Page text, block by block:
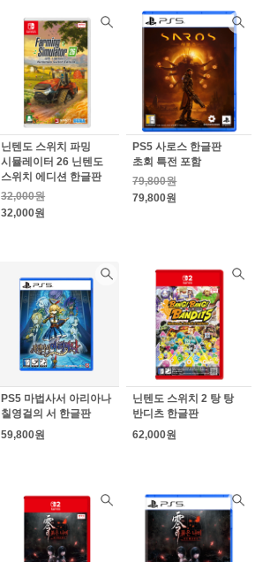
닌텐도 스위치 파밍
시뮬레이터 26 닌텐도
스위치 에디션 한글판
32,000원
32,000원
PS5 사로스 한글판
초회 특전 포함
79,800원
79,800원
PS5 마법사서 아리아나
칠영걸의 서 한글판
59,800원
닌텐도 스위치 2 탕 탕
반디츠 한글판
62,000원